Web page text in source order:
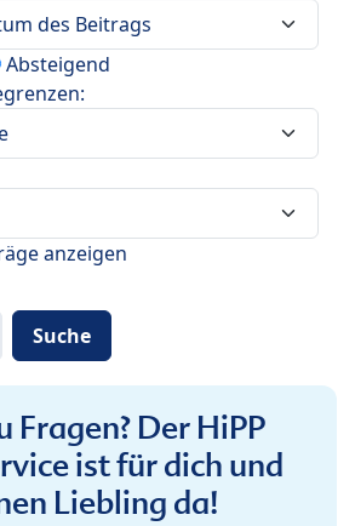
Absteigend
anzeigen
Fragen? Der HiPP
ist für dich und
Liebling da!